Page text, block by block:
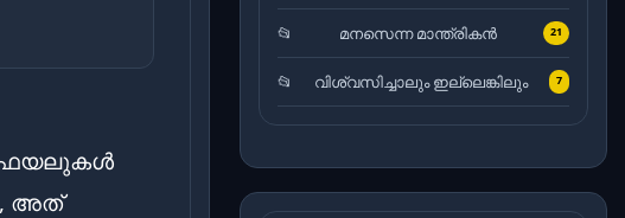
ഫയലുകൾ
അത്
മനസെന്ന മാന്ത്രികൻ 21
വിശ്വസിച്ചാലും ഇല്ലെങ്കിലും 7